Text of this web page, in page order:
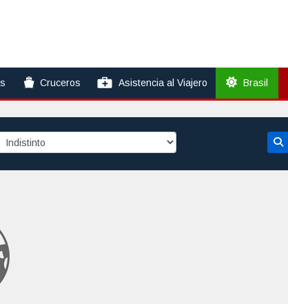
Cruceros Asistencia al Viajero Brasil